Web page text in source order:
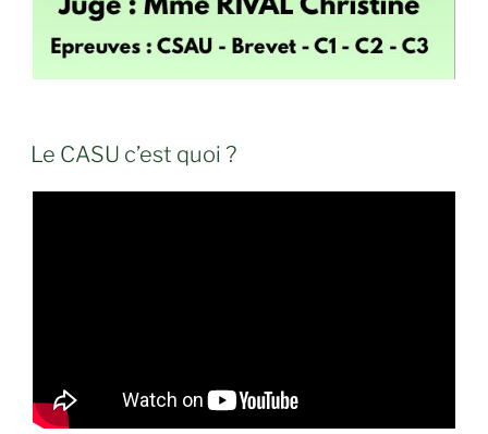
PUBLIÉ
LE
Le CASU c’est quoi ?